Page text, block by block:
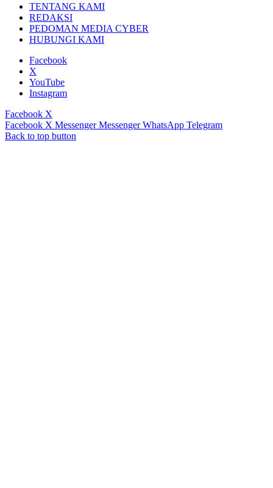
TENTANG KAMI
REDAKSI
PEDOMAN MEDIA CYBER
HUBUNGI KAMI
Facebook
X
YouTube
Instagram
Facebook X
Facebook X Messenger Messenger WhatsApp Telegram
Back to top button